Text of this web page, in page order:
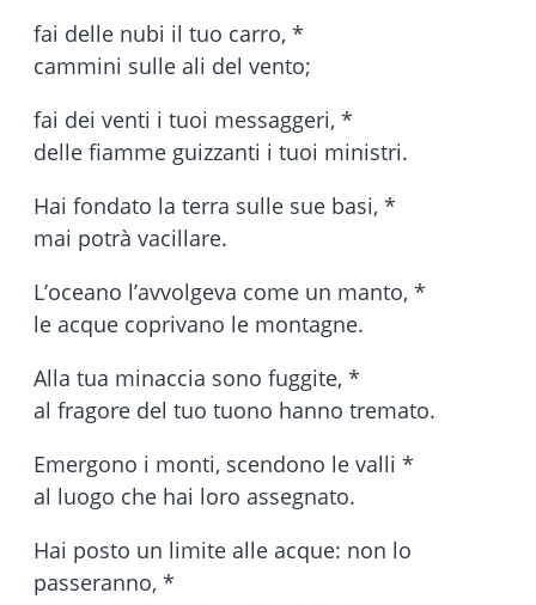
fai delle nubi il tuo carro, *
cammini sulle ali del vento;
fai dei venti i tuoi messaggeri, *
delle fiamme guizzanti i tuoi ministri.
Hai fondato la terra sulle sue basi, *
mai potrà vacillare.
L’oceano l’avvolgeva come un manto, *
le acque coprivano le montagne.
Alla tua minaccia sono fuggite, *
al fragore del tuo tuono hanno tremato.
Emergono i monti, scendono le valli *
al luogo che hai loro assegnato.
Hai posto un limite alle acque: non lo
passeranno, *